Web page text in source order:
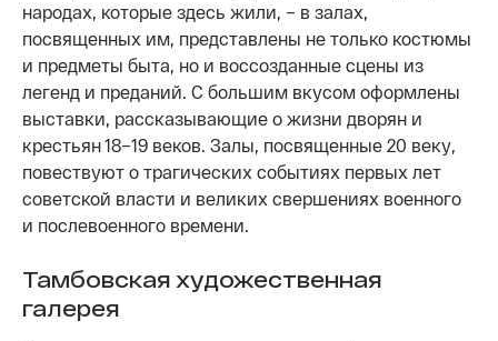
народах, которые здесь жили, – в залах,
посвященных им, представлены не только костюмы
и предметы быта, но и воссозданные сцены из
легенд и преданий. С большим вкусом оформлены
выставки, рассказывающие о жизни дворян и
крестьян 18–19 веков. Залы, посвященные 20 веку,
повествуют о трагических событиях первых лет
советской власти и великих свершениях военного
и послевоенного времени.
Тамбовская художественная
галерея